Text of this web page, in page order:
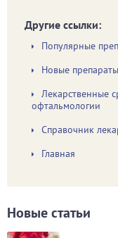
Другие ссылки:
Популярные
Новые препараты
Лекарственные
офтальмологии
Справочник
Главная
Новые статьи